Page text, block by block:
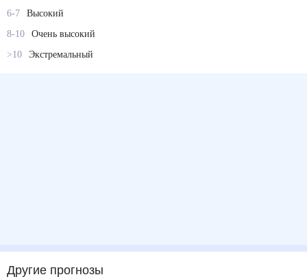
6-7
Высокий
8-10
Очень высокий
>10
Экстремальный
Другие прогнозы